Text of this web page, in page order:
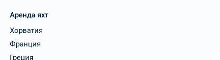
Аренда яхт
Хорватия
Франция
Греция